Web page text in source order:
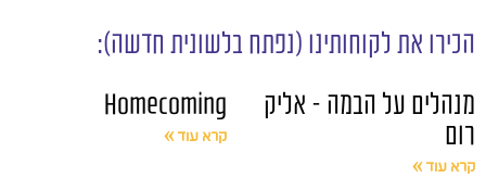
הכירו את לקוחותינו (נפתח בלשונית חדשה):
מנהלים על הבמה – אליק
רום
קרא עוד »
Homecoming
קרא עוד »